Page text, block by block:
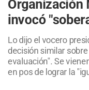
Organización
invocó
Lo dijo el vocero
decisión similar
evaluación". Se
en pos de lograr la